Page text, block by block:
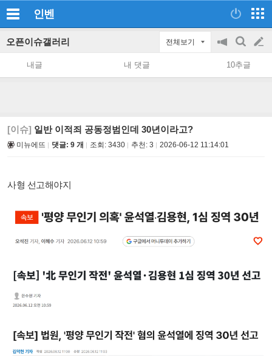
인벤
오픈이슈갤러리 전체보기
공
지
on/off
검
색
글
쓰
내글 내 댓글 10추글
[이슈] 일반 이적죄 공동정범인데 30년이라고?
미뉴에뜨 댓글: 9 개 조회: 3430 추천: 3 2026-06-12 11:14:01
사형 선고해야지